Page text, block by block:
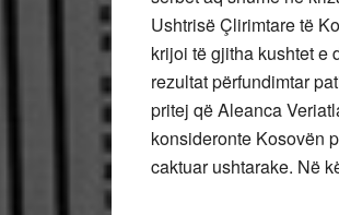
Ushtrisë Çlirimtare të
krijoi të gjitha kushtet e
rezultat përfundimtar
pritej që Aleanca
konsideronte Kosovën
caktuar ushtarake. Në